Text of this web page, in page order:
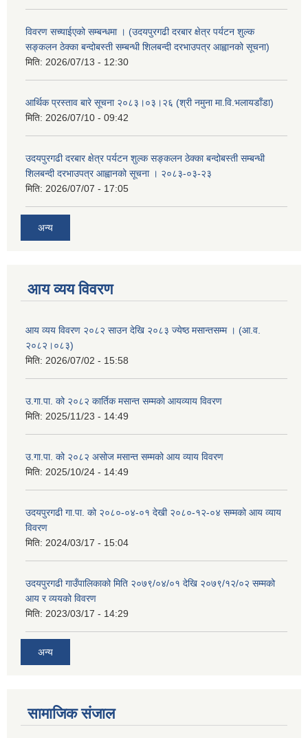
विवरण सच्याईएको सम्बन्धमा । (उदयपुरगढी दरबार क्षेत्र पर्यटन शुल्क
सङ्कलन ठेक्का बन्दोबस्ती सम्बन्धी शिलबन्दी दरभाउपत्र आह्वानको सूचना)
मिति: 2026/07/13 - 12:30
आर्थिक प्रस्ताव बारे सूचना २०८३।०३।२६ (श्री नमुना मा.वि.भलायडाँडा)
मिति: 2026/07/10 - 09:42
उदयपुरगढी दरबार क्षेत्र पर्यटन शुल्क सङ्कलन ठेक्का बन्दोबस्ती सम्बन्धी
शिलबन्दी दरभाउपत्र आह्वानको सूचना । २०८३-०३-२३
मिति: 2026/07/07 - 17:05
अन्य
आय व्यय विवरण
आय व्यय विवरण २०८२ साउन देखि २०८३ ज्येष्ठ मसान्तसम्म । (आ.व.
२०८२।०८३)
मिति: 2026/07/02 - 15:58
उ.गा.पा. को २०८२ कार्तिक मसान्त सम्मको आयव्याय विवरण
मिति: 2025/11/23 - 14:49
उ.गा.पा. को २०८२ असोज मसान्त सम्मको आय व्याय विवरण
मिति: 2025/10/24 - 14:49
उदयपुरगढी गा.पा. को २०८०-०४-०१ देखी २०८०-१२-०४ सम्मको आय व्याय
विवरण
मिति: 2024/03/17 - 15:04
उदयपुरगढी गाउँपालिकाको मिति २०७९/०४/०१ देखि २०७९/१२/०२ सम्मको
आय र व्ययको विवरण
मिति: 2023/03/17 - 14:29
अन्य
सामाजिक संजाल